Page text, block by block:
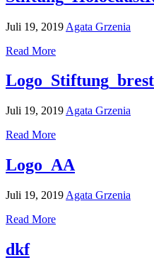
Juli 19, 2019 Agata Grzenia
Read More
Juli 19, 2019 Agata Grzenia
Read More
Logo_AA
Juli 19, 2019 Agata Grzenia
Read More
dkf